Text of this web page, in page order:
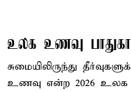
உலக உணவு
சுமையிலிருந்து
உணவு என்ற 2026 உலக